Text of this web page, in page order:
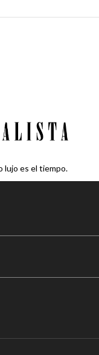
lujo es el tiempo.